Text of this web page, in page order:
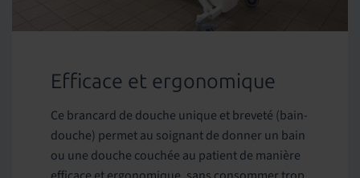
Efficace et ergonomique
Ce brancard de douche unique et breveté (bain-
douche) permet au soignant de donner un bain
ou une douche couchée au patient de manière